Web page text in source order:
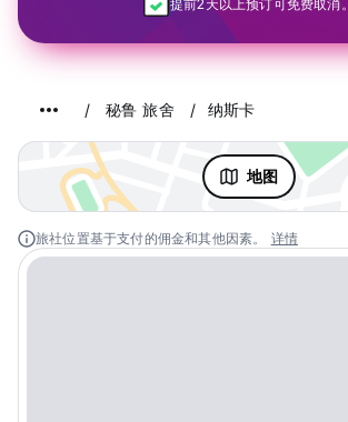
提前2天以上预订可免费取消。
秘鲁 旅舍 纳斯卡
地图
旅社位置基于支付的佣金和其他因素。 详情